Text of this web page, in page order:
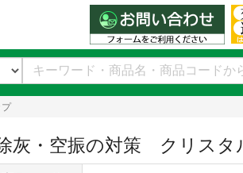
灰・空振の対策 クリスタ